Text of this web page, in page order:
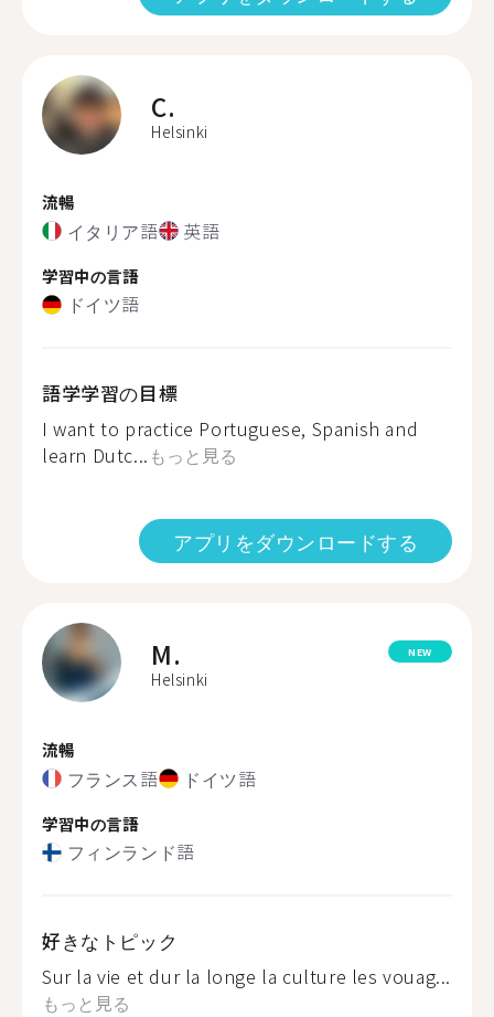
C.
Helsinki
流暢
イタリア語 英語
学習中の言語
ドイツ語
語学学習の目標
I want to practice Portuguese, Spanish and
learn Dutc... もっと見る
アプリをダウンロードする
M.
Helsinki
NEW
流暢
フランス語 ドイツ語
学習中の言語
フィンランド語
好きなトピック
Sur la vie et dur la longe la culture les vouag...
もっと見る